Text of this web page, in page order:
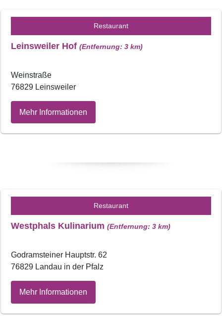
Restaurant
Leinsweiler Hof (Entfernung: 3 km)
Weinstraße
76829 Leinsweiler
Mehr Informationen
Restaurant
Westphals Kulinarium (Entfernung: 3 km)
Godramsteiner Hauptstr. 62
76829 Landau in der Pfalz
Mehr Informationen